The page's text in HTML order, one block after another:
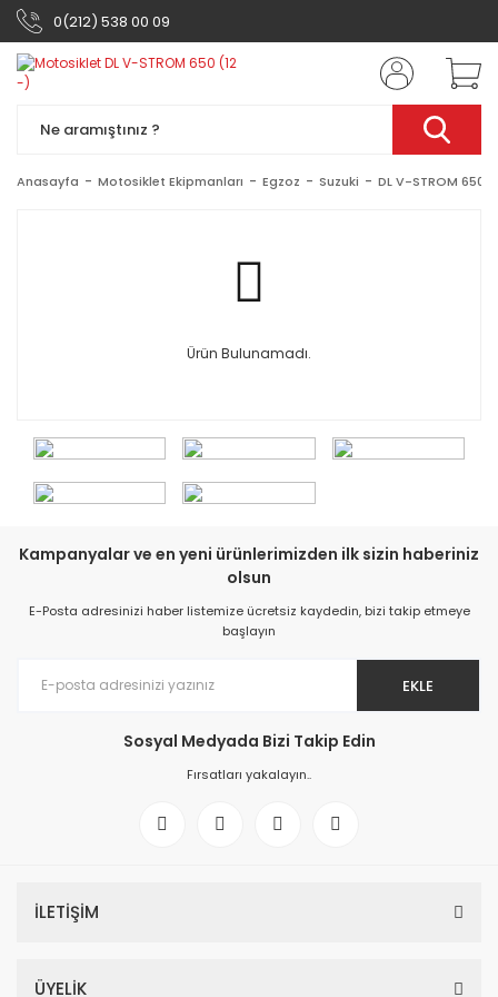
0(212) 538 00 09
Anasayfa Motosiklet Ekipmanları Egzoz Suzuki DL V-STROM 650
Ürün Bulunamadı.
Kampanyalar ve en yeni ürünlerimizden ilk sizin haberiniz
olsun
E-Posta adresinizi haber listemize ücretsiz kaydedin, bizi takip etmeye
başlayın
EKLE
Sosyal Medyada Bizi Takip Edin
Fırsatları yakalayın..
İLETİŞİM
ÜYELİK